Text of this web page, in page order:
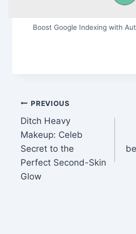
Boost Google Indexing with
Post
navigation
PREVIOUS
Ditch Heavy
Makeup: Celeb
Secret to the
Perfect Second-Skin
Glow